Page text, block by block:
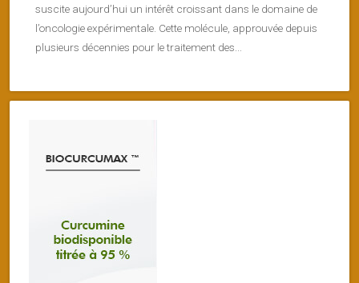
suscite aujourd’hui un intérêt croissant dans le domaine de
l’oncologie expérimentale. Cette molécule, approuvée depuis
plusieurs décennies pour le traitement des...